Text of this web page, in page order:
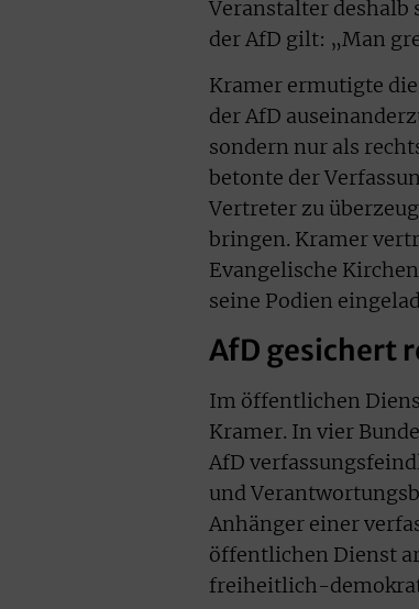
Veranstalter
der AfD gilt: „Man
Kramer ermutigte
der AfD
sondern nur als
betonte der
Vertreter zu
bringen. Kramer
Evangelische
seine Podien
AfD gesichert
Im öffentlichen
Kramer. In vier
AfD
und
Anhänger einer
öffentlichen Dienst
freiheitlich-